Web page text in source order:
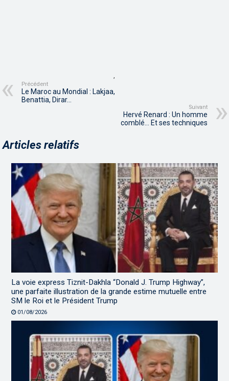
Précédent
Le Maroc au Mondial : Lakjaa,
Benattia, Dirar…
Suivant
Hervé Renard : Un homme
comblé… Et ses techniques
Articles relatifs
La voie express Tiznit-Dakhla “Donald J. Trump Highway”,
une parfaite illustration de la grande estime mutuelle entre
SM le Roi et le Président Trump
01/08/2026